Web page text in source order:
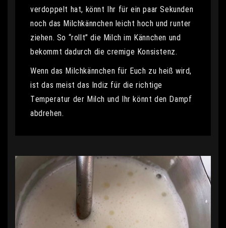
verdoppelt hat, könnt Ihr für ein paar Sekunden
noch das Milchkännchen leicht hoch und runter
ziehen. So “rollt” die Milch im Kännchen und
bekommt dadurch die cremige Konsistenz.
Wenn das Milchkännchen für Euch zu heiß wird,
ist das meist das Indiz für die richtige
Temperatur der Milch und Ihr könnt den Dampf
abdrehen.